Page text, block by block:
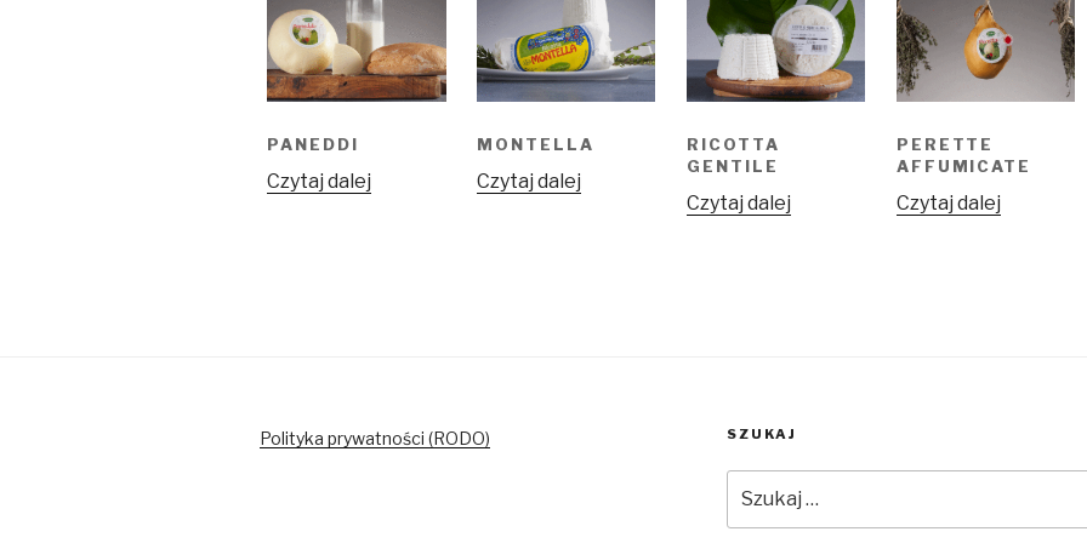
PANEDDI
Czytaj dalej
MONTELLA
Czytaj dalej
RICOTTA
GENTILE
Czytaj dalej
PERETTE
AFFUMICATE
Czytaj dalej
Polityka prywatności (RODO) SZUKAJ